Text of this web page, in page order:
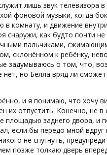
лишь звук телевизора
фоновой музыки, когда
комнату, и движение
снаружи, как будто почти
пальчиками,
склонённом к ребёнку,
задумываюсь о том, что,
но Белла вряд ли
и я понимаю, что хочу
отпустить. Конечно, не
площадью заднего двора, и
если бы передо мной
не спугнуть,
позже толкаю дверь